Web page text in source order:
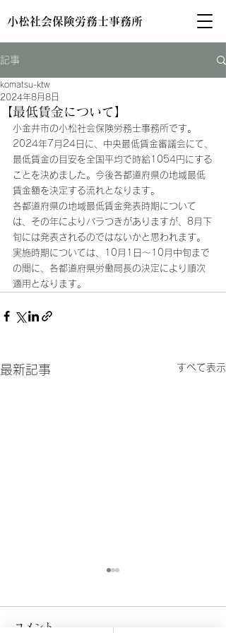
小松社会保険労務士事務所
記事
【最低賃金について】
komatsu-ktw
2024年8月8日
小金井市の小松社会保険労務士事務所です。
2024年7月24日に、中央最低賃金審議会にて、
最低賃金の目安を全国平均で時給1054円にする
ことを決めました。今後各都道府県の地域最低
賃金額を決定する流れとなります。
各都道府県の地域最低賃金発表時期について
は、その年によりバラつきがありますが、8月下
旬には発表されるのではないかと思われます。
実施時期については、10月1日～10月中旬まで
の間に、各都道府県労働局長の決定により順次
適用となります。
最新記事 すべて表示
いて】
コメント